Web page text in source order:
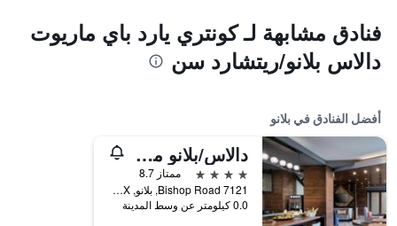
فنادق مشابهة لـ كونتري يارد باي ماريوت
دالاس بلانو/ريتشارد سن
أفضل الفنادق في بلانو
دالاس/بلانو ماريوت آت ليجاسي تاون سنتر
4 نجوم
ممتاز 8.7
7121 Bishop Road, بلانو, TX, الولايات المتحدة الأميريكية
0.0 كيلومتر عن وسط المدينة